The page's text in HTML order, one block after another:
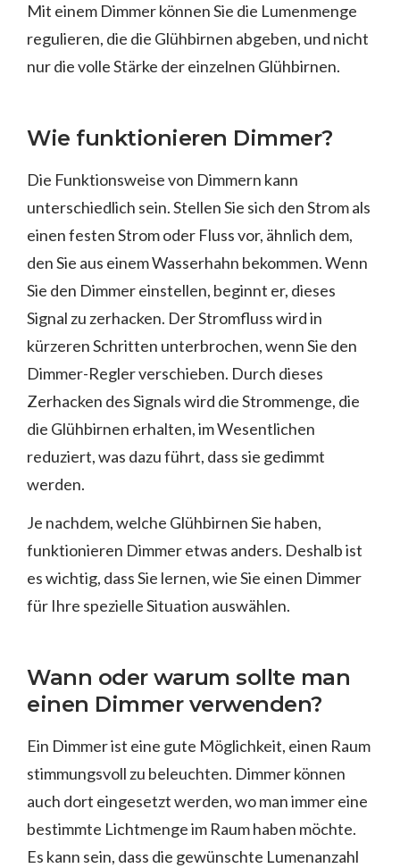
Mit einem Dimmer können Sie die Lumenmenge
regulieren, die die Glühbirnen abgeben, und nicht
nur die volle Stärke der einzelnen Glühbirnen.
Wie funktionieren Dimmer?
Die Funktionsweise von Dimmern kann
unterschiedlich sein. Stellen Sie sich den Strom als
einen festen Strom oder Fluss vor, ähnlich dem,
den Sie aus einem Wasserhahn bekommen. Wenn
Sie den Dimmer einstellen, beginnt er, dieses
Signal zu zerhacken. Der Stromfluss wird in
kürzeren Schritten unterbrochen, wenn Sie den
Dimmer-Regler verschieben. Durch dieses
Zerhacken des Signals wird die Strommenge, die
die Glühbirnen erhalten, im Wesentlichen
reduziert, was dazu führt, dass sie gedimmt
werden.
Je nachdem, welche Glühbirnen Sie haben,
funktionieren Dimmer etwas anders. Deshalb ist
es wichtig, dass Sie lernen, wie Sie einen Dimmer
für Ihre spezielle Situation auswählen.
Wann oder warum sollte man
einen Dimmer verwenden?
Ein Dimmer ist eine gute Möglichkeit, einen Raum
stimmungsvoll zu beleuchten. Dimmer können
auch dort eingesetzt werden, wo man immer eine
bestimmte Lichtmenge im Raum haben möchte.
Es kann sein, dass die gewünschte Lumenanzahl